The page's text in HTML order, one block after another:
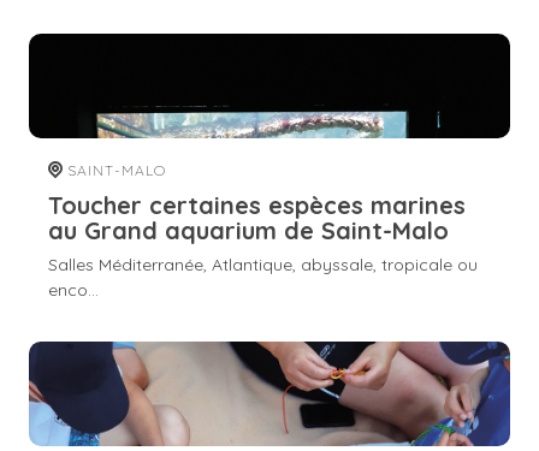
SAINT-MALO
Toucher certaines espèces marines
au Grand aquarium de Saint-Malo
Salles Méditerranée, Atlantique, abyssale, tropicale ou
enco...